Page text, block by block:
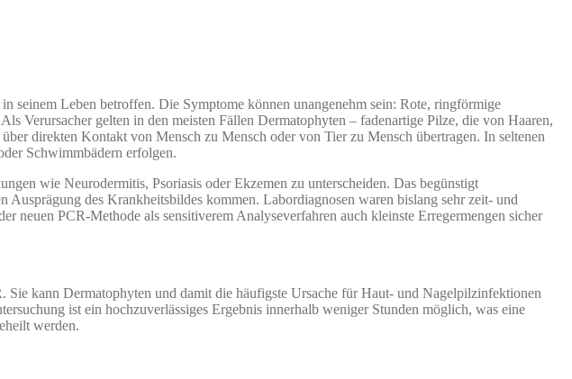
seinem Leben betroffen. Die Symptome können unangenehm sein: Rote, ringförmige
Verursacher gelten in den meisten Fällen Dermatophyten – fadenartige Pilze, die von Haaren,
direkten Kontakt von Mensch zu Mensch oder von Tier zu Mensch übertragen. In seltenen
Schwimmbädern erfolgen.
wie Neurodermitis, Psoriasis oder Ekzemen zu unterscheiden. Das begünstigt
des Krankheitsbildes kommen. Labordiagnosen waren bislang sehr zeit- und
neuen PCR-Methode als sensitiverem Analyseverfahren auch kleinste Erregermengen sicher
kann Dermatophyten und damit die häufigste Ursache für Haut- und Nagelpilzinfektionen
ist ein hochzuverlässiges Ergebnis innerhalb weniger Stunden möglich, was eine
werden.